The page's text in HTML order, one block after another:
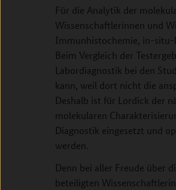
Für die Analytik der
Wissenschaftlerinnen und
Immunhistochemie, in-situ-
Beim Vergleich der
Labordiagnostik bei den
kann, weil dort nicht die
Deshalb ist für Lordick der
molekularen
Diagnostik eingesetzt und
werden.
Denn bei aller Freude über
beteiligten